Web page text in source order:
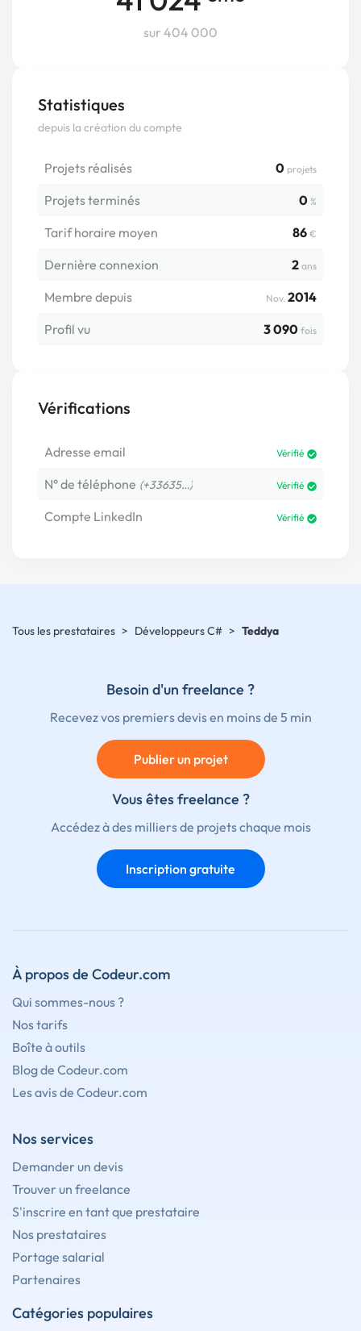
sur 404 000
Statistiques
depuis la création du compte
Projets réalisés 0 projets
Projets terminés 0 %
Tarif horaire moyen 86 €
Dernière connexion 2 ans
Membre depuis Nov. 2014
Profil vu
3 090 fois
Vérifications
Adresse email Vérifié
N° de téléphone (+33635…) Vérifié
Compte LinkedIn Vérifié
Tous les prestataires > Développeurs C# > Teddya
Besoin d'un freelance ?
Recevez vos premiers devis en moins de 5 min
Publier un projet
Vous êtes freelance ?
Accédez à des milliers de projets chaque mois
Inscription gratuite
À propos de Codeur.com
Qui sommes-nous ?
Nos tarifs
Boîte à outils
Blog de Codeur.com
Les avis de Codeur.com
Nos services
Demander un devis
Trouver un freelance
S'inscrire en tant que prestataire
Nos prestataires
Portage salarial
Partenaires
Catégories populaires